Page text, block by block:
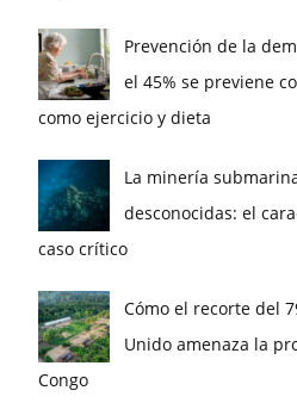
Prevención de la
el 45% se previene
como ejercicio y dieta
La minería
desconocidas: el
caso crítico
Cómo el recorte del
Unido amenaza la
Congo